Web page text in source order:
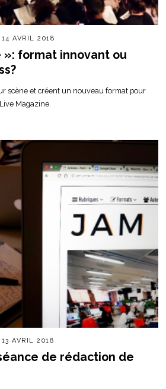
14 AVRIL 2018
»: format innovant ou
scène et créent un nouveau format pour
Magazine.
13 AVRIL 2018
de rédaction de